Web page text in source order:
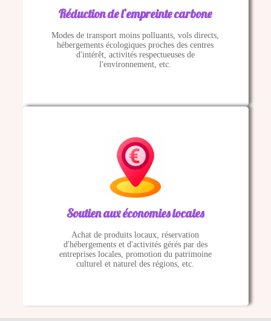
Réduction de l’empreinte carbone
Modes de transport moins polluants, vols directs,
hébergements écologiques proches des centres
d'intérêt, activités respectueuses de
l'environnement, etc.
Soutien aux économies locales
Achat de produits locaux, réservation
d'hébergements et d'activités gérés par des
entreprises locales, promotion du patrimoine
culturel et naturel des régions, etc.